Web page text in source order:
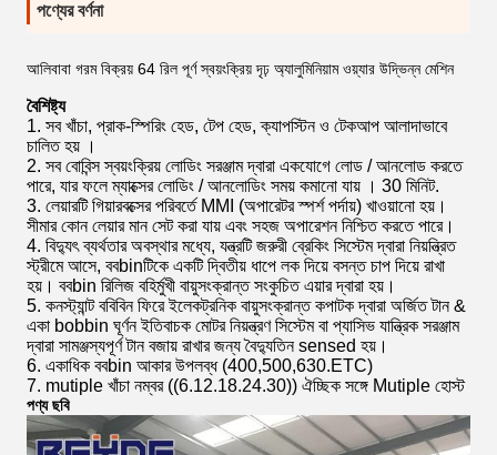
পণ্যের বর্ণনা
আলিবাবা গরম বিক্রয় 64 রিল পূর্ণ স্বয়ংক্রিয় দৃঢ় অ্যালুমিনিয়াম ওয়্যার উদ্ভিন্ন মেশিন
বৈশিষ্ট্য
1. সব খাঁচা, প্রাক-স্পিরিং হেড, টেপ হেড, ক্যাপস্টিন ও টেকআপ আলাদাভাবে
চালিত হয় ।
2. সব বোবিন্সস্বয়ংক্রিয় লোডিং সরঞ্জামদ্বারা একযোগে লোড / আনলোড করতে
পারে, যারফলেম্যাক্সেরলোডিং / আনলোডিং সময় কমানো যায় । 30 মিনিট.
3. লেয়ারটি গিয়ারবক্সের পরিবর্তে MMI
(অপারেটর স্পর্শ পর্দায়) খাওয়ানো হয়।
সীমার কোন লেয়ার মান সেট করা যায় এবং সহজ অপারেশননিশ্চিত করতে পারে।
4. বিদ্যুৎ ব্যর্থতার অবস্থার মধ্যে, যন্ত্রটিজরুরী ব্রেকিং সিস্টেমদ্বারা নিয়ন্ত্রিত
স্ট্রীমে আসে, ববbinটিকে একটি দ্বিতীয় ধাপে লক দিয়ে বসন্ত চাপ দিয়ে রাখা
হয়। ববbin রিলিজ বহির্মুখী বায়ুসংক্রান্ত সংকুচিত এয়ার দ্বারা হয়।
5. কনস্ট্যান্ট ববিবিন ফিরে ইলেকট্রনিক বায়ুসংক্রান্ত কপাটক দ্বারা অর্জিত টান &
একা bobbin ঘূর্ণনইতিবাচক মোটর নিয়ন্ত্রণ সিস্টেম বা প্যাসিভ যান্ত্রিক সরঞ্জাম
দ্বারা সামঞ্জস্যপূর্ণ টান বজায় রাখার জন্য বৈদ্যুতিন sensed হয়।
6. একাধিক ববbin আকারউপলব্ধ (400,500,630.ETC)
7. mutiple খাঁচা নম্বর ((6.12.18.24.30)) ঐচ্ছিক সঙ্গে Mutiple হোস্ট
পণ্য ছবি